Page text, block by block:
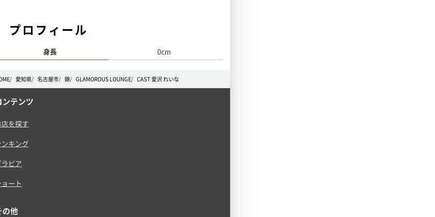
プロフィール
身長 0cm
愛知県 名古屋市 錦 GLAMOROUS LOUNGE CAST 愛沢 れいな
ンテンツ
を探す
キング
ビア
ート
の他